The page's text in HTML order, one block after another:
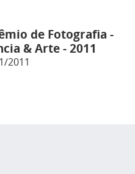
de Fotografia -
& Arte - 2011
2011